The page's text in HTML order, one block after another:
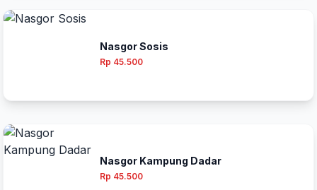
Nasgor Sosis
Rp 45.500
Nasgor Kampung Dadar
Rp 45.500